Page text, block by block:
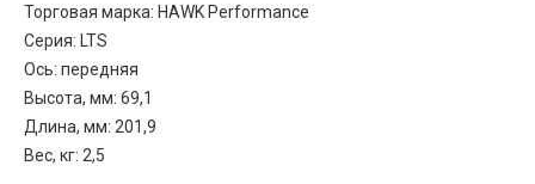
Торговая марка: HAWK Performance
Серия: LTS
Ось: передняя
Высота, мм: 69,1
Длина, мм: 201,9
Вес, кг: 2,5